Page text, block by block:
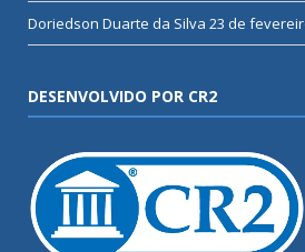
Doriedson Duarte da Silva 23 de
DESENVOLVIDO POR CR2